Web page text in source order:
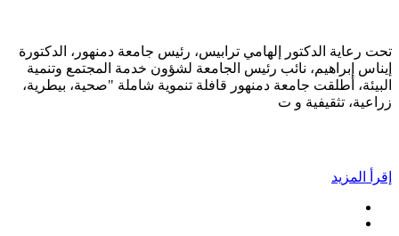
تحت رعاية الدكتور إلهامي ترابيس، رئيس جامعة دمنهور، الدكتورة
إيناس إبراهيم، نائب رئيس الجامعة لشؤون خدمة المجتمع وتنمية
البيئة، أطلقت جامعة دمنهور قافلة تنموية شاملة "صحية، بيطرية،
زراعية، تثقيفية و ت
إقرأ المزيد